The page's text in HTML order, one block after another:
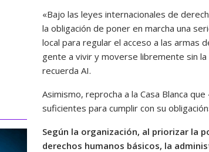
«Bajo las leyes internacionales de
la obligación de poner en marcha una
local para regular el acceso a las armas
gente a vivir y moverse libremente sin la
recuerda AI.
Asimismo, reprocha a la Casa Blanca
suficientes para cumplir con su
Según la organización, al priorizar la
derechos humanos básicos, la